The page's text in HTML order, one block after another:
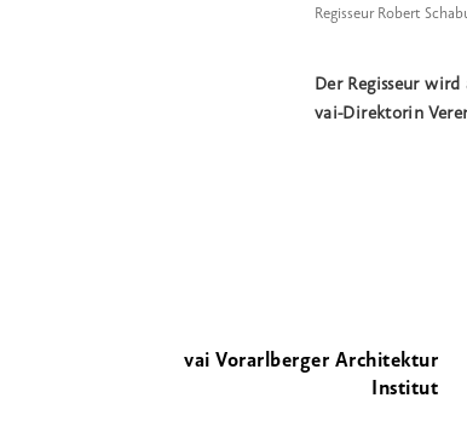
Regisseur Robert
Der Regisseur
vai-Direktorin
vai Vorarlberger Architektur
Institut